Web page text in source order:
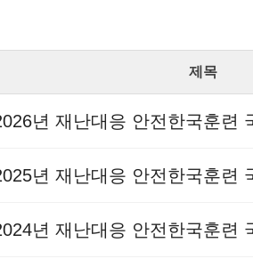
제목
년 재난대응 안전한국훈련
년 재난대응 안전한국훈련
년 재난대응 안전한국훈련